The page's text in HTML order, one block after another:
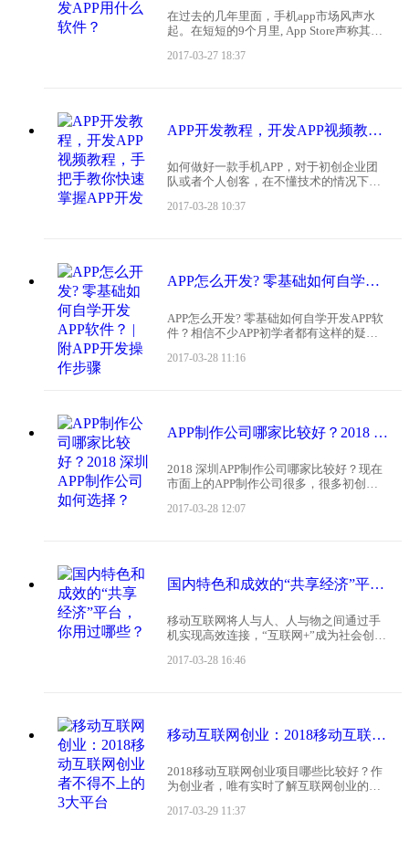
在过去的几年里面，手机app市场风声水
起。在短短的9个月里, App Store声称其有
里，应用下载数翻番。这股App热潮也吹
2017-03-27 18:37
APP开发教程，开发APP视频教程，手把手教你快速掌握APP开发
如何做好一款手机APP，对于初创企业团
队或者个人创客，在不懂技术的情况下，
果外包手机APP制作团队或者自己组建APP
2017-03-28 10:37
APP怎么开发? 零基础如何自学开发APP软件？ | 附APP开发操作步骤
APP怎么开发? 零基础如何自学开发APP软
件？相信不少APP初学者都有这样的疑
件，就可以让你不懂代码也可以开发出属
2017-03-28 11:16
APP制作公司哪家比较好？2018 深圳APP制作公司如何选择？
2018 深圳APP制作公司哪家比较好？现在
市面上的APP制作公司很多，很多初创企
选择一家性价比高的APP制作公司呢？首
2017-03-28 12:07
国内特色和成效的“共享经济”平台，你用过哪些？
移动互联网将人与人、人与物之间通过手
机实现高效连接，“互联网+”成为社会创新
济崛起。相对于内容经济、知识经济偏向
2017-03-28 16:46
移动互联网创业：2018移动互联网创业者不得不上的3大平台
2018移动互联网创业项目哪些比较好？作
为创业者，唯有实时了解互联网创业的风
动互联网创业的风口。下面，就介绍一下
2017-03-29 11:37